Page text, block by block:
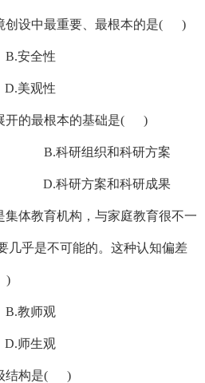
创设中最重要、最根本的是( )
全性
观性
开的最根本的基础是( )
B.科研组织和科研方案
D.科研方案和科研成果
集体教育机构，与家庭教育很不一
几乎是不可能的。这种认知偏差
)
师观
生观
结构是( )